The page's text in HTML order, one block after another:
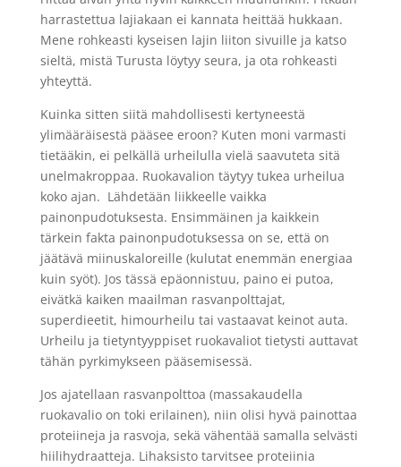
harrastettua lajiakaan ei kannata heittää hukkaan.
Mene rohkeasti kyseisen lajin liiton sivuille ja katso
sieltä, mistä Turusta löytyy seura, ja ota rohkeasti
yhteyttä.
Kuinka sitten siitä mahdollisesti kertyneestä
ylimääräisestä pääsee eroon? Kuten moni varmasti
tietääkin, ei pelkällä urheilulla vielä saavuteta sitä
unelmakroppaa. Ruokavalion täytyy tukea urheilua
koko ajan. Lähdetään liikkeelle vaikka
painonpudotuksesta. Ensimmäinen ja kaikkein
tärkein fakta painonpudotuksessa on se, että on
jäätävä miinuskaloreille (kulutat enemmän energiaa
kuin syöt). Jos tässä epäonnistuu, paino ei putoa,
eivätkä kaiken maailman rasvanpolttajat,
superdieetit, himourheilu tai vastaavat keinot auta.
Urheilu ja tietyntyyppiset ruokavaliot tietysti auttavat
tähän pyrkimykseen pääsemisessä.
Jos ajatellaan rasvanpolttoa (massakaudella
ruokavalio on toki erilainen), niin olisi hyvä painottaa
proteiineja ja rasvoja, sekä vähentää samalla selvästi
hiilihydraatteja. Lihaksisto tarvitsee proteiinia